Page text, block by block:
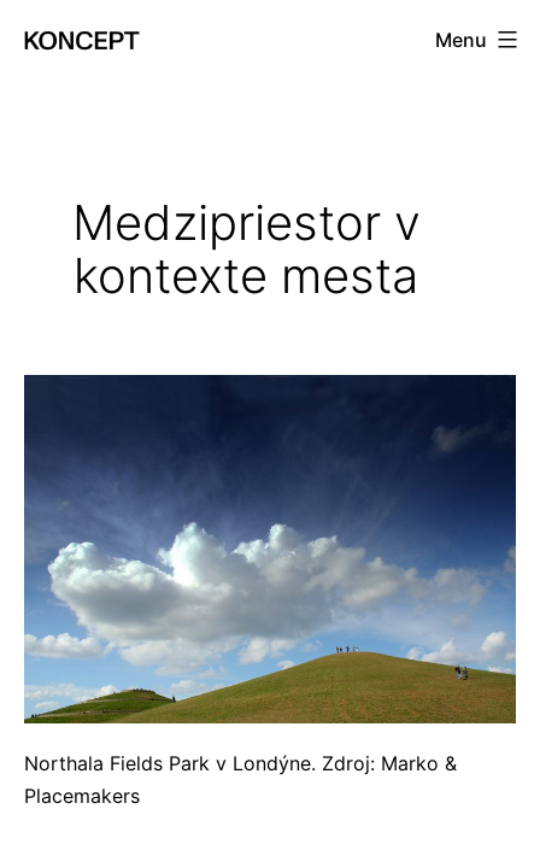
Menu
Medzipriestor v
kontexte mesta
Northala Fields Park v Londýne. Zdroj: Marko &
Placemakers